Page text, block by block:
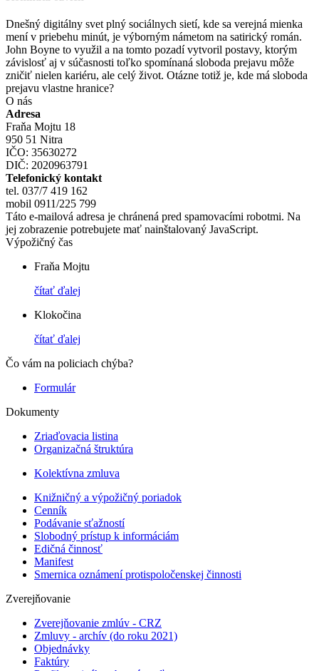
Dnešný digitálny svet plný sociálnych sietí, kde sa verejná mienka
mení v priebehu minút, je výborným námetom na satirický román.
John Boyne to využil a na tomto pozadí vytvoril postavy, ktorým
závislosť aj v súčasnosti toľko spomínaná sloboda prejavu môže
zničiť nielen kariéru, ale celý život. Otázne totiž je, kde má sloboda
prejavu vlastne hranice?
O nás
Adresa
Fraňa Mojtu 18
950 51 Nitra
IČO: 35630272
DIČ: 2020963791
Telefonický kontakt
tel. 037/7 419 162
mobil 0911/225 799
Táto e-mailová adresa je chránená pred spamovacími robotmi. Na
jej zobrazenie potrebujete mať nainštalovaný JavaScript.
Výpožičný čas
Fraňa Mojtu
čítať ďalej
Klokočina
čítať ďalej
Čo vám na policiach chýba?
Formulár
Dokumenty
Zriaďovacia listina
Organizačná štruktúra
Kolektívna zmluva
Knižničný a výpožičný poriadok
Cenník
Podávanie sťažností
Slobodný prístup k informáciám
Edičná činnosť
Manifest
Smernica oznámení protispoločenskej činnosti
Zverejňovanie
Zverejňovanie zmlúv - CRZ
Zmluvy - archív (do roku 2021)
Objednávky
Faktúry